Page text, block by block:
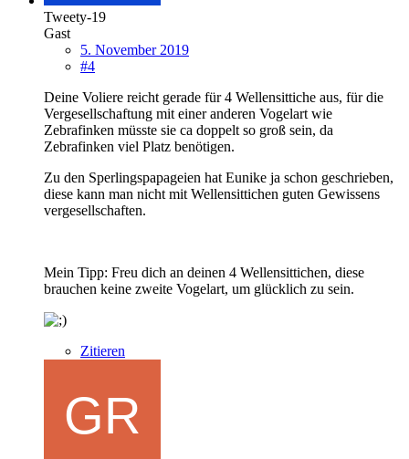
Tweety-19
Gast
5. November 2019
#4
Deine Voliere reicht gerade für 4 Wellensittiche aus, für die
Vergesellschaftung mit einer anderen Vogelart wie
Zebrafinken müsste sie ca doppelt so groß sein, da
Zebrafinken viel Platz benötigen.
Zu den Sperlingspapageien hat Eunike ja schon geschrieben,
diese kann man nicht mit Wellensittichen guten Gewissens
vergesellschaften.
Mein Tipp: Freu dich an deinen 4 Wellensittichen, diese
brauchen keine zweite Vogelart, um glücklich zu sein.
Zitieren